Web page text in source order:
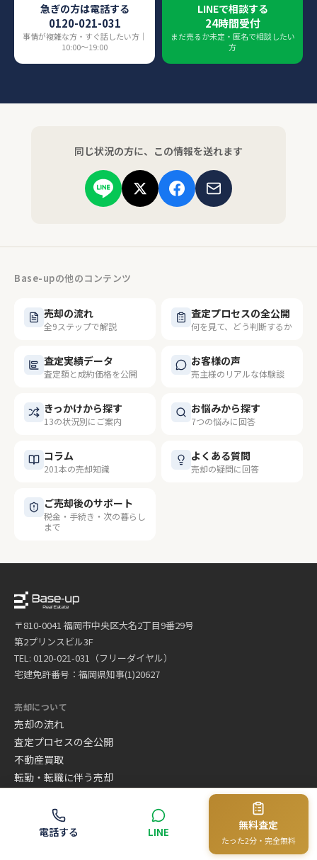
急ぎの方は電話する
0120-021-031
事情が複雑な方・すぐ話したい方｜
10:00〜19:00
LINEで相談する
24時間受付
まだ売るか未定・匿名で相談したい
方
同じ状況の方に、この情報を送れます
Base-upの他のコンテンツ
売却の流れ
全9ステップで解説
査定プロセスの全公開
何を見て、どう判断するか
査定実績データ
査定額と成約価格を公開
お客様の声
売主様のリアルな体験談
きっかけから探す
13の状況別にご案内
お悩みから探す
7つの悩みに回答
コラム
201本の売却知識
よくある質問
売却の疑問に回答
ご売却後のサポート
税金・手続き・次の暮らし
まで
〒810-0041 福岡市中央区大名2丁目9番29号
第2プリンスビル3F
TEL: 0120-021-031（フリーダイヤル）
宅建免許番号：福岡県知事(1)20627
売却について
売却の流れ
査定プロセスの全公開
不動産買取
転勤・転職に伴う売却
ご売却後のサポート
電話する LINE 無料査定
たった2分・完全無料